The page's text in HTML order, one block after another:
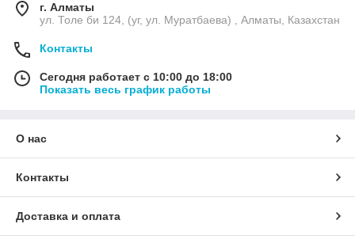
г. Алматы
ул. Толе би 124, (уг, ул. Муратбаева) , Алматы, Казахстан
Контакты
Сегодня работает с 10:00 до 18:00
Показать весь график работы
О нас
Контакты
Доставка и оплата